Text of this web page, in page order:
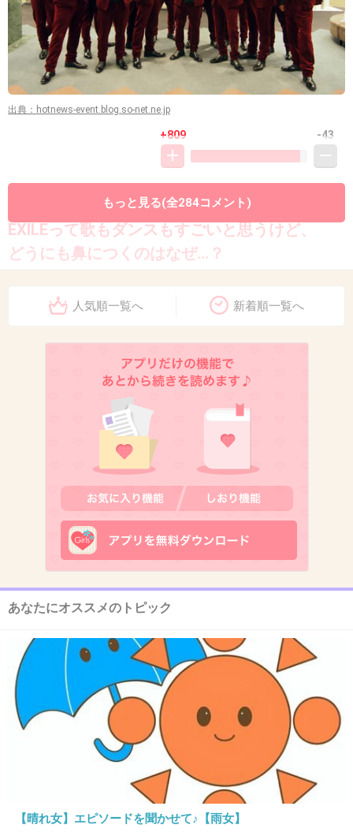
出典：hotnews-event.blog.so-net.ne.jp
+809 -43
2013/09/19(木) 16:05:12
EXILEって歌もダンスもすごいと思うけど、
どうにも鼻につくのはなぜ…？
人数が多いからミュージックカードとか多くな
っちゃうんだと思うけど
タカヒロやアツシだけミュージックカード発売
するわけにはいかないから
2013/09/19(木) 16:05:51
AKBと一緒にすんな
+269
13. 匿名
AKBよりも
裏やばいらしい
+243
14. 匿名2013/09/19(木) 16:06:45
もっと見る(全284コメント)
人気順一覧へ 新着順一覧へ
あなたにオススメのトピック
【晴れ女】エピソードを聞かせて♪【雨女】